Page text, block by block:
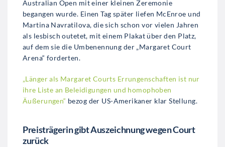
Australian Open mit einer kleinen Zeremonie
begangen wurde. Einen Tag später liefen McEnroe und
Martina Navratilova, die sich schon vor vielen Jahren
als lesbisch outetet, mit einem Plakat über den Platz,
auf dem sie die Umbenennung der „Margaret Court
Arena“ forderten.
„Länger als Margaret Courts Errungenschaften ist nur
ihre Liste an Beleidigungen und homophoben
Äußerungen“ bezog der US-Amerikaner klar Stellung.
Preisträgerin gibt Auszeichnung wegen Court
zurück